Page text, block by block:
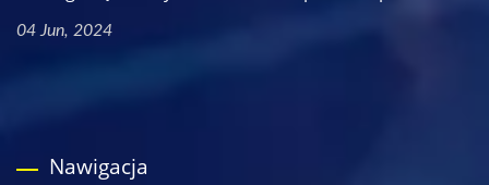
04 Jun, 2024
Nawigacja